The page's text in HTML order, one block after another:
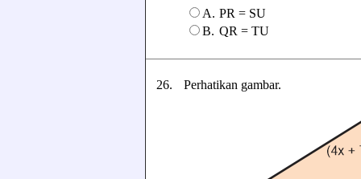
A. PR = SU
B. QR = TU
26. Perhatikan gambar.